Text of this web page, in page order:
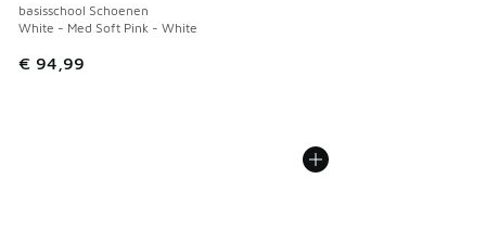
basisschool Schoenen
White - Med Soft Pink - White
€ 94,99